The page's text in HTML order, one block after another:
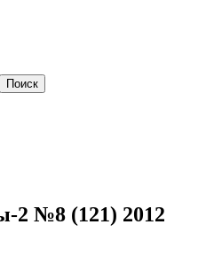
2 №8 (121) 2012